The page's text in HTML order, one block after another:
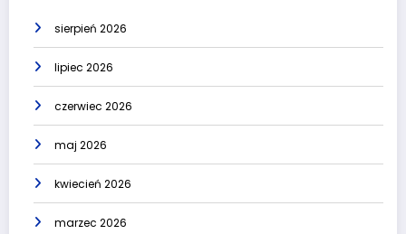
sierpień 2026
lipiec 2026
czerwiec 2026
maj 2026
kwiecień 2026
marzec 2026